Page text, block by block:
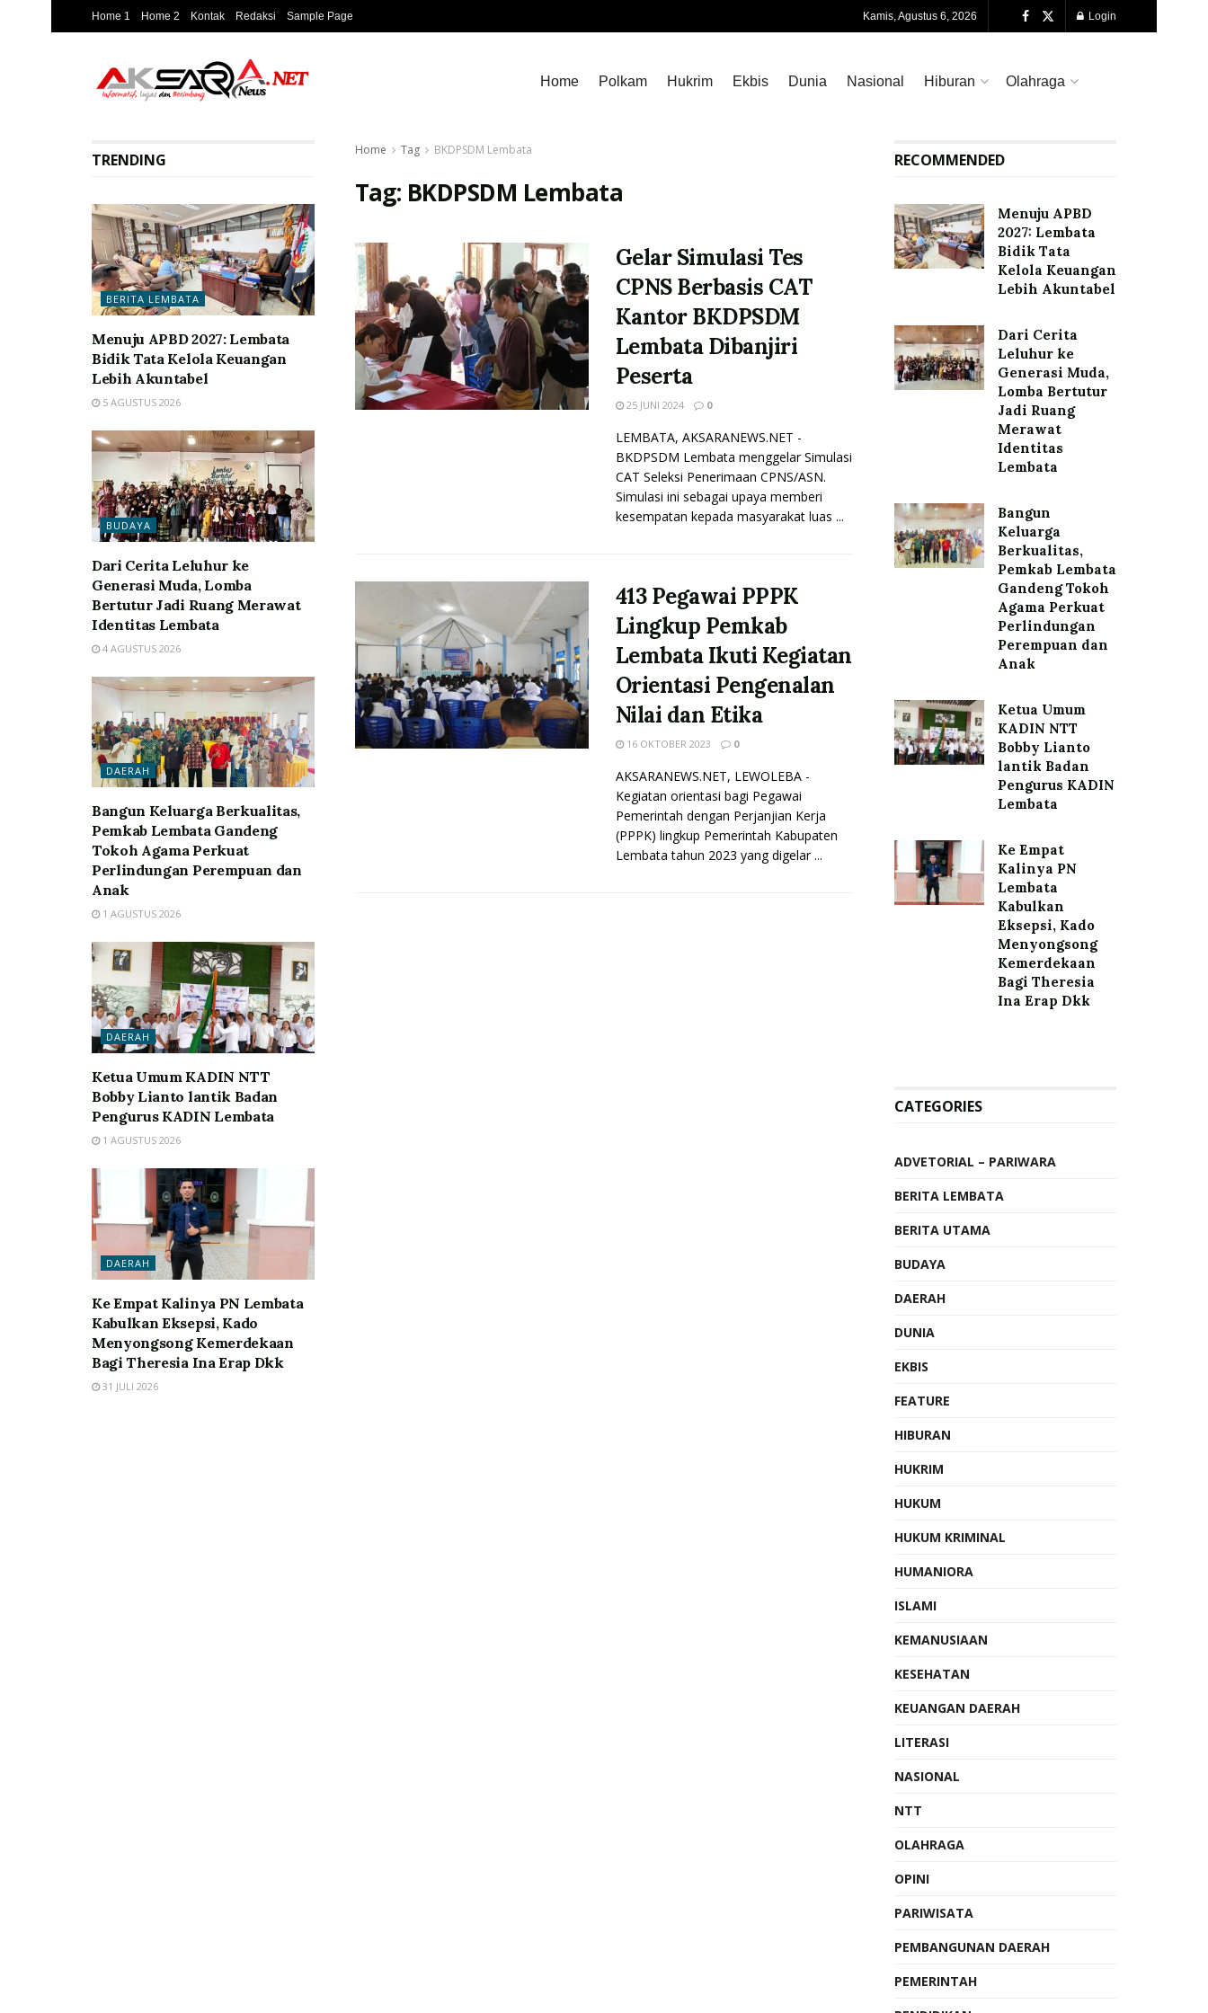
Home 1 Home 2 Kontak Redaksi Sample Page Kamis, Agustus 6, 2026 Login
Home Polkam Hukrim Ekbis Dunia Nasional Hiburan Olahraga
Home Tag BKDPSDM Lembata
Tag: BKDPSDM Lembata
Gelar Simulasi Tes
CPNS Berbasis CAT
Kantor BKDPSDM
Lembata Dibanjiri
Peserta
25 JUNI 2024 0
LEMBATA, AKSARANEWS.NET -
BKDPSDM Lembata menggelar Simulasi
CAT Seleksi Penerimaan CPNS/ASN.
Simulasi ini sebagai upaya memberi
kesempatan kepada masyarakat luas ...
413 Pegawai PPPK
Lingkup Pemkab
Lembata Ikuti Kegiatan
Orientasi Pengenalan
Nilai dan Etika
16 OKTOBER 2023 0
AKSARANEWS.NET, LEWOLEBA -
Kegiatan orientasi bagi Pegawai
Pemerintah dengan Perjanjian Kerja
(PPPK) lingkup Pemerintah Kabupaten
Lembata tahun 2023 yang digelar ...
TRENDING
BERITA LEMBATA
Menuju APBD 2027: Lembata
Bidik Tata Kelola Keuangan
Lebih Akuntabel
5 AGUSTUS 2026
BUDAYA
Dari Cerita Leluhur ke
Generasi Muda, Lomba
Bertutur Jadi Ruang Merawat
Identitas Lembata
4 AGUSTUS 2026
DAERAH
Bangun Keluarga Berkualitas,
Pemkab Lembata Gandeng
Tokoh Agama Perkuat
Perlindungan Perempuan dan
Anak
1 AGUSTUS 2026
DAERAH
Ketua Umum KADIN NTT
Bobby Lianto lantik Badan
Pengurus KADIN Lembata
1 AGUSTUS 2026
DAERAH
Ke Empat Kalinya PN Lembata
Kabulkan Eksepsi, Kado
Menyongsong Kemerdekaan
Bagi Theresia Ina Erap Dkk
31 JULI 2026
RECOMMENDED
Menuju APBD
2027: Lembata
Bidik Tata
Kelola Keuangan
Lebih Akuntabel
Dari Cerita
Leluhur ke
Generasi Muda,
Lomba Bertutur
Jadi Ruang
Merawat
Identitas
Lembata
Bangun
Keluarga
Berkualitas,
Pemkab Lembata
Gandeng Tokoh
Agama Perkuat
Perlindungan
Perempuan dan
Anak
Ketua Umum
KADIN NTT
Bobby Lianto
lantik Badan
Pengurus KADIN
Lembata
Ke Empat
Kalinya PN
Lembata
Kabulkan
Eksepsi, Kado
Menyongsong
Kemerdekaan
Bagi Theresia
Ina Erap Dkk
CATEGORIES
ADVETORIAL – PARIWARA
BERITA LEMBATA
BERITA UTAMA
BUDAYA
DAERAH
DUNIA
EKBIS
FEATURE
HIBURAN
HUKRIM
HUKUM
HUKUM KRIMINAL
HUMANIORA
ISLAMI
KEMANUSIAAN
KESEHATAN
KEUANGAN DAERAH
LITERASI
NASIONAL
NTT
OLAHRAGA
OPINI
PARIWISATA
PEMBANGUNAN DAERAH
PEMERINTAH